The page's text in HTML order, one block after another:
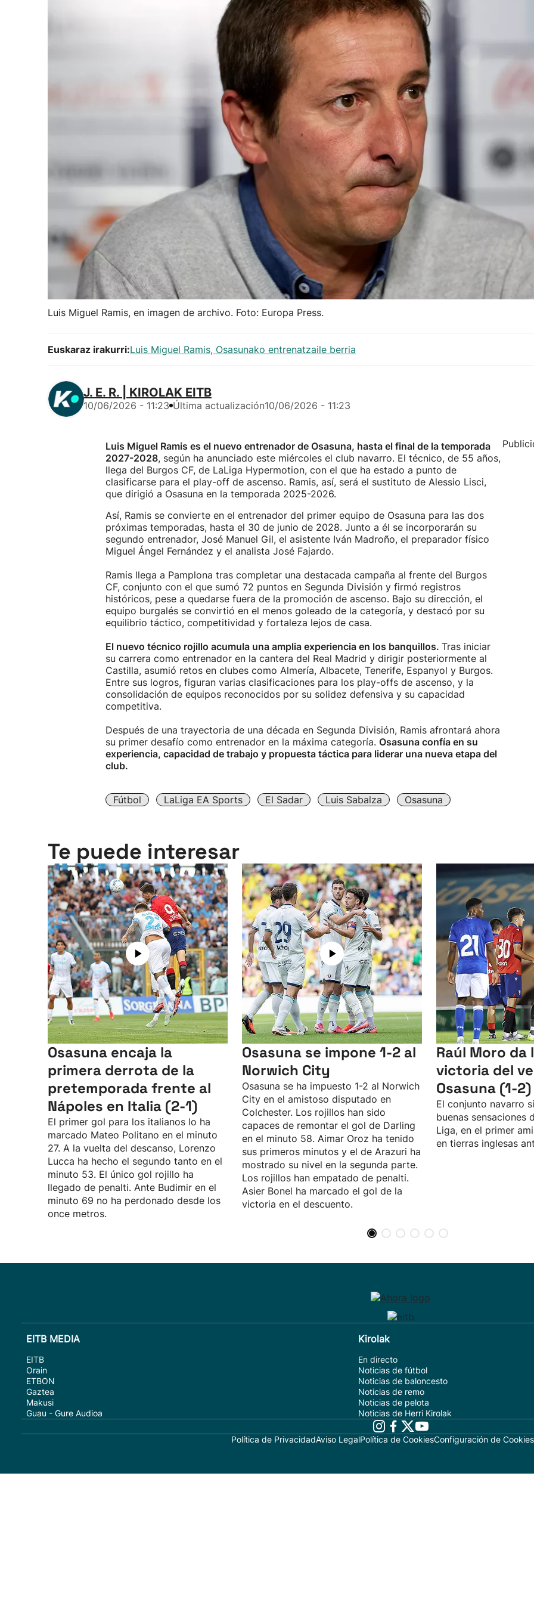
Luis Miguel Ramis, en imagen de archivo. Foto: Europa Press.
Euskaraz irakurri:Luis Miguel Ramis, Osasunako entrenatzaile berria
J. E. R. | KIROLAK EITB
10/06/2026 - 11:23 Última actualización10/06/2026 - 11:23
Luis Miguel Ramis es el nuevo entrenador de Osasuna, hasta el final de la temporada
2027-2028, según ha anunciado este miércoles el club navarro. El técnico, de 55 años,
llega del Burgos CF, de LaLiga Hypermotion, con el que ha estado a punto de
clasificarse para el play-off de ascenso. Ramis, así, será el sustituto de Alessio Lisci,
que dirigió a Osasuna en la temporada 2025-2026.
Así, Ramis se convierte en el entrenador del primer equipo de Osasuna para las dos
próximas temporadas, hasta el 30 de junio de 2028. Junto a él se incorporarán su
segundo entrenador, José Manuel Gil, el asistente Iván Madroño, el preparador físico
Miguel Ángel Fernández y el analista José Fajardo.
Ramis llega a Pamplona tras completar una destacada campaña al frente del Burgos
CF, conjunto con el que sumó 72 puntos en Segunda División y firmó registros
históricos, pese a quedarse fuera de la promoción de ascenso. Bajo su dirección, el
equipo burgalés se convirtió en el menos goleado de la categoría, y destacó por su
equilibrio táctico, competitividad y fortaleza lejos de casa.
El nuevo técnico rojillo acumula una amplia experiencia en los banquillos. Tras iniciar
su carrera como entrenador en la cantera del Real Madrid y dirigir posteriormente al
Castilla, asumió retos en clubes como Almería, Albacete, Tenerife, Espanyol y Burgos.
Entre sus logros, figuran varias clasificaciones para los play-offs de ascenso, y la
consolidación de equipos reconocidos por su solidez defensiva y su capacidad
competitiva.
Después de una trayectoria de una década en Segunda División, Ramis afrontará ahora
su primer desafío como entrenador en la máxima categoría. Osasuna confía en su
experiencia, capacidad de trabajo y propuesta táctica para liderar una nueva etapa del
club.
Fútbol LaLiga EA Sports El Sadar Luis Sabalza Osasuna
Te puede interesar
Osasuna encaja la
primera derrota de la
pretemporada frente al
Nápoles en Italia (2-1)
El primer gol para los italianos lo ha
marcado Mateo Politano en el minuto
27. A la vuelta del descanso, Lorenzo
Lucca ha hecho el segundo tanto en el
minuto 53. El único gol rojillo ha
llegado de penalti. Ante Budimir en el
minuto 69 no ha perdonado desde los
once metros.
Osasuna se impone 1-2 al
Norwich City
Osasuna se ha impuesto 1-2 al Norwich
City en el amistoso disputado en
Colchester. Los rojillos han sido
capaces de remontar el gol de Darling
en el minuto 58. Aimar Oroz ha tenido
sus primeros minutos y el de Arazuri ha
mostrado su nivel en la segunda parte.
Los rojillos han empatado de penalti.
Asier Bonel ha marcado el gol de la
victoria en el descuento.
Raúl Moro da
victoria del
Osasuna (1-2)
El conjunto navarro
buenas sensaciones
Liga, en el primer
en tierras inglesas
EITB MEDIA
EITB
Orain
ETBON
Gaztea
Makusi
Guau - Gure Audioa
Kirolak
En directo
Noticias de fútbol
Noticias de baloncesto
Noticias de remo
Noticias de pelota
Noticias de Herri Kirolak
Política de PrivacidadAviso LegalPolítica de CookiesConfiguración de Cookies